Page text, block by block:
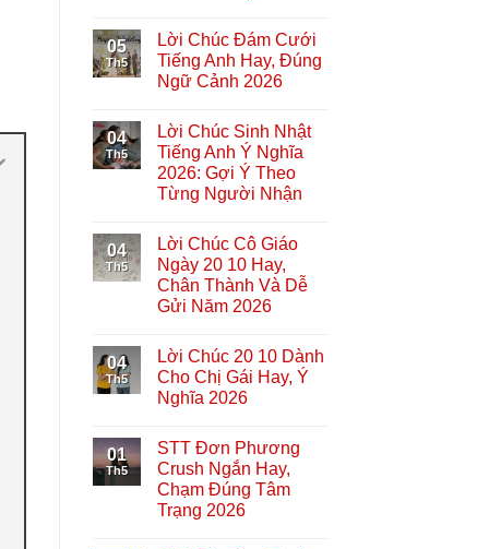
05
Th5
Lời Chúc Đám Cưới
Tiếng Anh Hay, Đúng
Ngữ Cảnh 2026
04
Th5
Lời Chúc Sinh Nhật
Tiếng Anh Ý Nghĩa
2026: Gợi Ý Theo
Từng Người Nhận
04
Th5
Lời Chúc Cô Giáo
Ngày 20 10 Hay,
Chân Thành Và Dễ
Gửi Năm 2026
04
Th5
Lời Chúc 20 10 Dành
Cho Chị Gái Hay, Ý
Nghĩa 2026
01
Th5
STT Đơn Phương
Crush Ngắn Hay,
Chạm Đúng Tâm
Trạng 2026